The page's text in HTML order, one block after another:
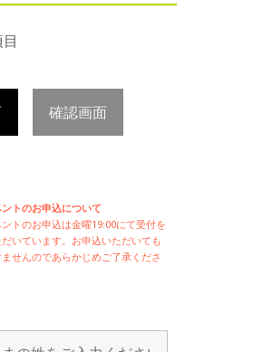
確認画面
トのお申込について
ントのお申込は金曜19:00にて受付を
いています。お申込いただいても
せんのであらかじめご了承くださ